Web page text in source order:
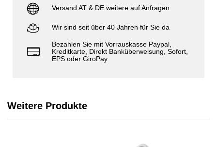
Versand AT & DE weitere auf Anfragen
Wir sind seit über 40 Jahren für Sie da
Bezahlen Sie mit Vorrauskasse Paypal,
Kreditkarte, Direkt Banküberweisung, Sofort,
EPS oder GiroPay
Weitere Produkte